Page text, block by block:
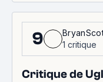
9
1 critique
Critique de